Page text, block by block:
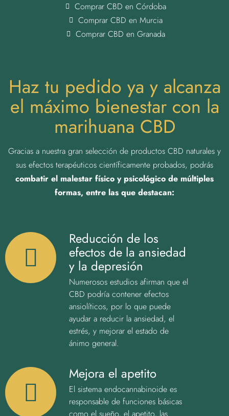
Comprar CBD en Córdoba
Comprar CBD en Murcia
Comprar CBD en Granada
Haz tu pedido ya y alcanza
el máximo bienestar con la
marihuana CBD
Gracias a nuestra gran selección de productos CBD naturales y
sus efectos terapéuticos científicamente probados, podrás
combatir el malestar físico y psicológico de múltiples
formas, entre las que destacan:
Reducción de los
efectos de la ansiedad
y la depresión
Numerosos estudios afirman que el
CBD podría contener efectos
ansiolíticos, por lo que puede
ayudar a reducir la ansiedad, el
estrés, y mejorar el estado de
ánimo general.
Mejora el apetito
El sistema endocannabinoide es
responsable de funciones básicas